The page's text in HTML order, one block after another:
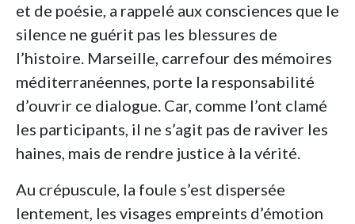
et de poésie, a rappelé aux consciences que le
silence ne guérit pas les blessures de
l’histoire. Marseille, carrefour des mémoires
méditerranéennes, porte la responsabilité
d’ouvrir ce dialogue. Car, comme l’ont clamé
les participants, il ne s’agit pas de raviver les
haines, mais de rendre justice à la vérité.
Au crépuscule, la foule s’est dispersée
lentement, les visages empreints d’émotion